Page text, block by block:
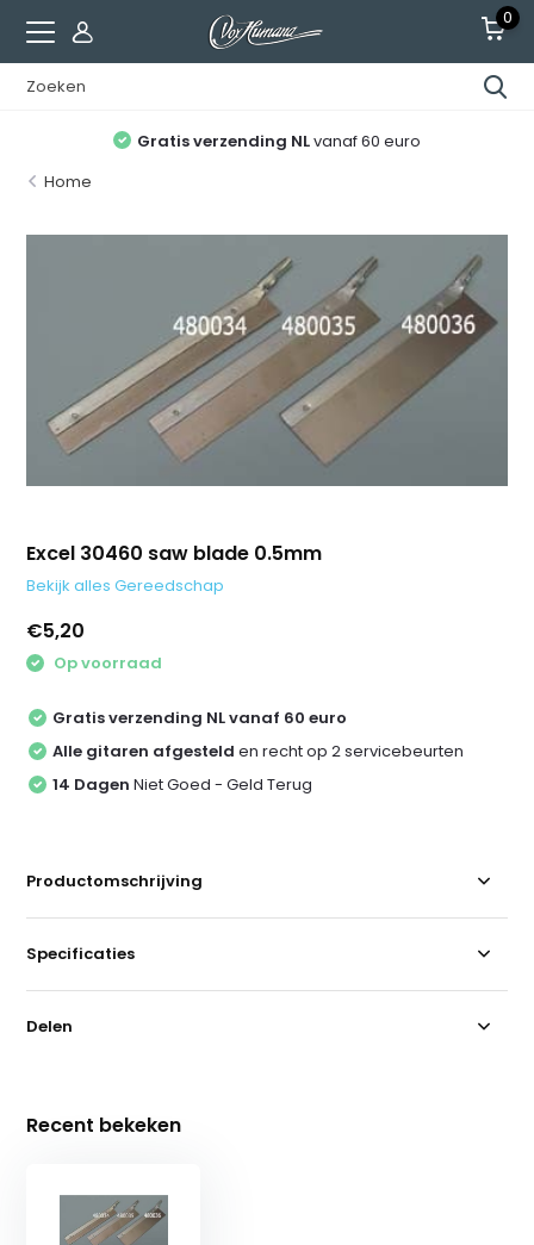
0
Gratis verzending NLvanaf 60 euro
Home
Excel 30460 saw blade 0.5mm
Bekijk alles Gereedschap
€5,20
Op voorraad
Gratis verzending NL vanaf 60 euro
Alle gitaren afgesteld en recht op 2 servicebeurten
14 Dagen Niet Goed - Geld Terug
Productomschrijving
Specificaties
Delen
Recent bekeken